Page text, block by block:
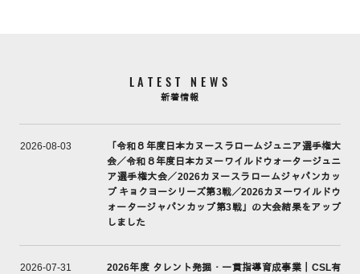
LATEST NEWS
新着情報
2026-08-03
「令和８年度日本カヌースラロームジュニア選手権大
会／令和８年度日本カヌーワイルドウォータージュニ
ア選手権大会／2026カヌースラロームジャパンカッ
プ キョクヨーシリーズ第3戦／2026カヌーワイルドウ
ォータージャパンカップ第3戦」の大会結果をアップ
しました
2026-07-31
2026年度 タレント発掘・一貫指導育成事業｜CSL有